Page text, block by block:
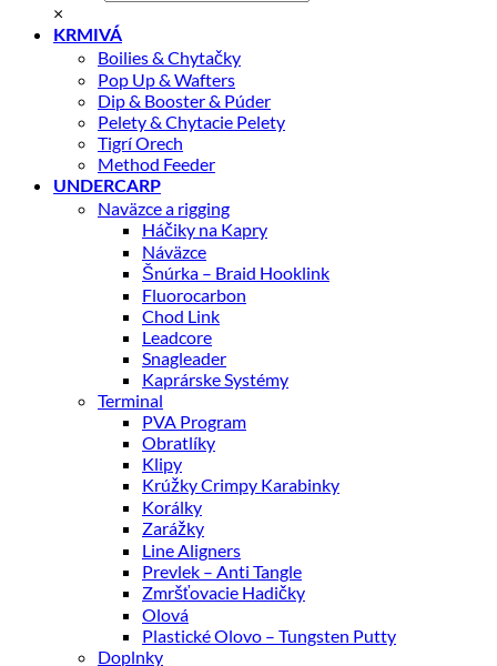
×
KRMIVÁ
Boilies & Chytačky
Pop Up & Wafters
Dip & Booster & Púder
Pelety & Chytacie Pelety
Tigrí Orech
Method Feeder
UNDERCARP
Naväzce a rigging
Háčiky na Kapry
Náväzce
Šnúrka – Braid Hooklink
Fluorocarbon
Chod Link
Leadcore
Snagleader
Kaprárske Systémy
Terminal
PVA Program
Obratlíky
Klipy
Krúžky Crimpy Karabinky
Korálky
Zarážky
Line Aligners
Prevlek – Anti Tangle
Zmršťovacie Hadičky
Olová
Plastické Olovo – Tungsten Putty
Doplnky